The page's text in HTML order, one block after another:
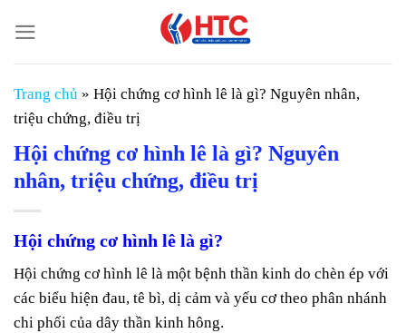
đến
nội
dung
Trang chủ » Hội chứng cơ hình lê là gì? Nguyên nhân,
triệu chứng, điều trị
Hội chứng cơ hình lê là gì? Nguyên
nhân, triệu chứng, điều trị
Hội chứng cơ hình lê là gì?
Hội chứng cơ hình lê là một bệnh thần kinh do chèn ép với
các biểu hiện đau, tê bì, dị cảm và yếu cơ theo phân nhánh
chi phối của dây thần kinh hông.